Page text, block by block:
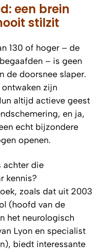
een brein
stilzit
130 of hoger – de
– is geen
de doorsnee slaper.
zijn
altijd actieve geest
en ja,
echt bijzondere
openen.
achter die
kennis?
zoals dat uit 2003
(hoofd van de
het neurologisch
Lyon en specialist
biedt interessante